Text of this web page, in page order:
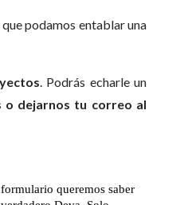
podamos entablar una
. Podrás echarle un
o dejarnos tu correo al